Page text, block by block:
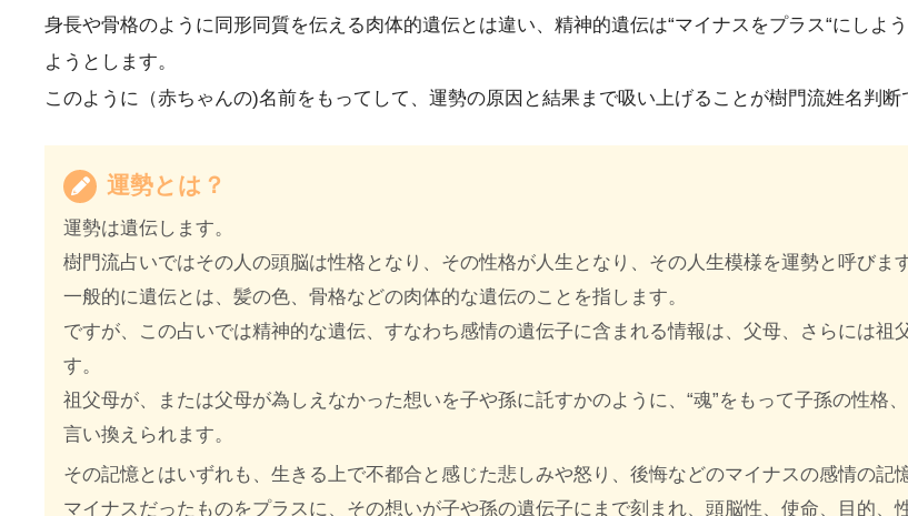
身長や骨格のように同形同質を伝える肉体的遺伝とは違い、精神的遺伝は“マイナスをプラス“にし
ようとします。
このように（赤ちゃんの)名前をもってして、運勢の原因と結果まで吸い上げることが樹門流姓名判断
運勢とは？
運勢は遺伝します。
樹門流占いではその人の頭脳は性格となり、その性格が人生となり、その人生模様を運勢と呼びま
一般的に遺伝とは、髪の色、骨格などの肉体的な遺伝のことを指します。
ですが、この占いでは精神的な遺伝、すなわち感情の遺伝子に含まれる情報は、父母、さらには祖
す。
祖父母が、または父母が為しえなかった想いを子や孫に託すかのように、“魂”をもって子孫の性格
言い換えられます。
その記憶とはいずれも、生きる上で不都合と感じた悲しみや怒り、後悔などのマイナスの感情の記
マイナスだったものをプラスに、その想いが子や孫の遺伝子にまで刻まれ、頭脳性、使命、目的、